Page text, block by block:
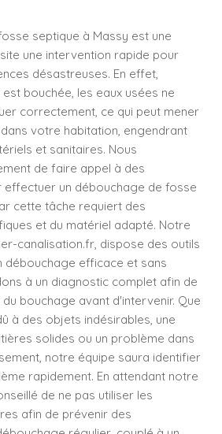
septique à Massy est une
une intervention rapide pour
désastreuses. En effet,
bouchée, les eaux usées ne
correctement, ce qui peut mener
votre habitation, engendrant
et sanitaires. Nous
de faire appel à des
effectuer un débouchage de fosse
cette tâche requiert des
et du matériel adapté. Notre
canalisation.fr, dispose des outils
débouchage efficace et sans
à un diagnostic complet afin de
bouchage avant d'intervenir. Que
à des objets indésirables, une
solides ou un problème dans
notre équipe saura identifier
rapidement. En attendant notre
de ne pas utiliser les
afin de prévenir des